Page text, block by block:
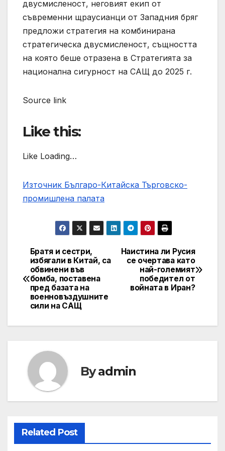
двусмисленост, неговият екип от
съвременни щраусианци от Западния бряг
предложи стратегия на комбинирана
стратегическа двусмисленост, същността
на която беше отразена в Стратегията за
национална сигурност на САЩ до 2025 г.
Source link
Like this:
Like Loading…
Източник Българо-Китайска Търговско-
промишлена палaта
Навигация
Наистина ли Русия
се очертава като
най-големият
победител от
войната в Иран?
Братя и сестри,
избягали в Китай, са
обвинени във
бомба, поставена
пред базата на
военновъздушните
сили на САЩ
Byadmin
Related Post